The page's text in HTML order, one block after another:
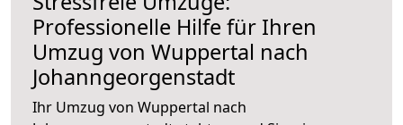
Professionelle Hilfe für Ihren
Umzug von Wuppertal nach
Johanngeorgenstadt
Ihr Umzug von Wuppertal nach